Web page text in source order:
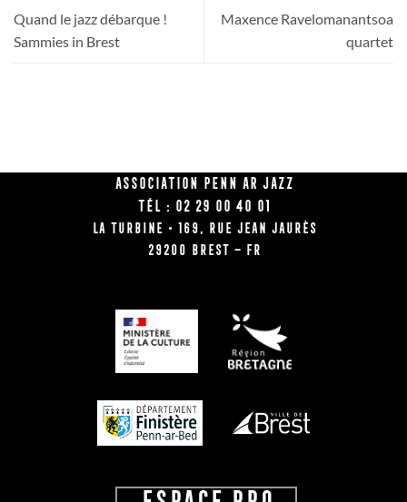
Quand le jazz débarque !
Sammies in Brest
Maxence Ravelomanantsoa
quartet
Association Penn Ar Jazz
Tél : 02 29 00 40 01
La Turbine • 169, rue Jean Jaurès
29200 BREST – FR